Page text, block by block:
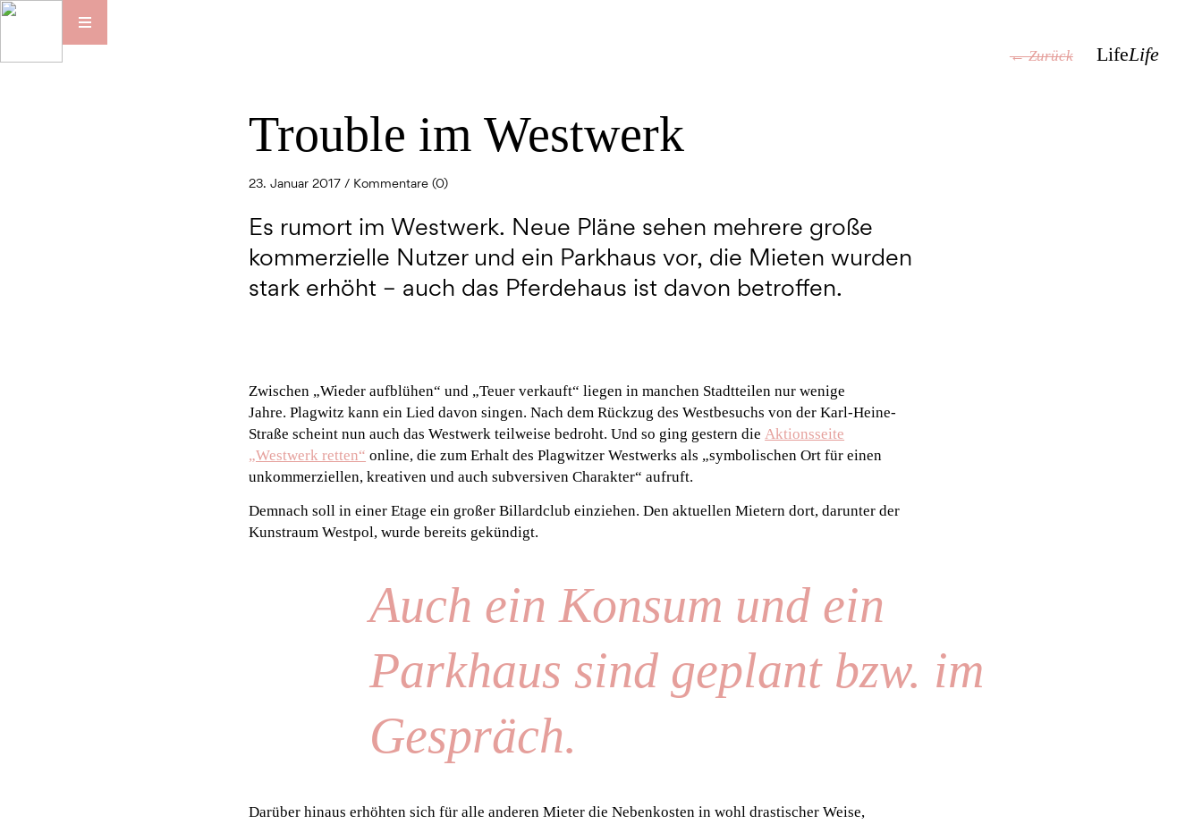
← Zurück LifeLife
Trouble im Westwerk
23. Januar 2017 / Kommentare (0)
Es rumort im Westwerk. Neue Pläne sehen mehrere große
kommerzielle Nutzer und ein Parkhaus vor, die Mieten wurden
stark erhöht – auch das Pferdehaus ist davon betroffen.
Zwischen „Wieder aufblühen“ und „Teuer verkauft“ liegen in manchen Stadtteilen nur wenige
Jahre. Plagwitz kann ein Lied davon singen. Nach dem Rückzug des Westbesuchs von der Karl-Heine-
Straße scheint nun auch das Westwerk teilweise bedroht. Und so ging gestern dieAktionsseite
„Westwerk retten“ online, die zum Erhalt des Plagwitzer Westwerks als „symbolischen Ort für einen
unkommerziellen, kreativen und auch subversiven Charakter“ aufruft.
Demnach soll in einer Etage ein großer Billardclub einziehen. Den aktuellen Mietern dort, darunter der
Kunstraum Westpol, wurde bereits gekündigt.
Auch ein Konsum und ein
Parkhaus sind geplant bzw. im
Gespräch.
Darüber hinaus erhöhten sich für alle anderen Mieter die Nebenkosten in wohl drastischer Weise,